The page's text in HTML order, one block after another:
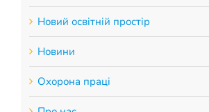
Новий освітній простір
Новини
Охорона праці